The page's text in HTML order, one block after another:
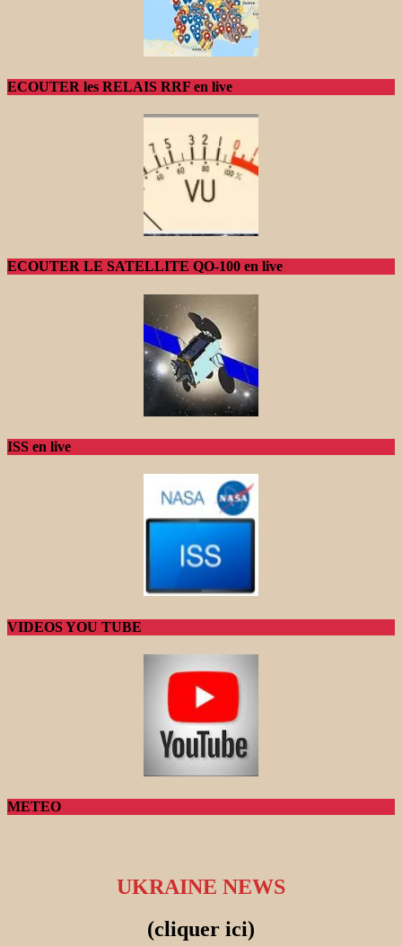
ECOUTER les RELAIS RRF en live
ECOUTER LE SATELLITE QO-100 en live
ISS en live
VIDEOS YOU TUBE
METEO
UKRAINE NEWS
(cliquer ici)